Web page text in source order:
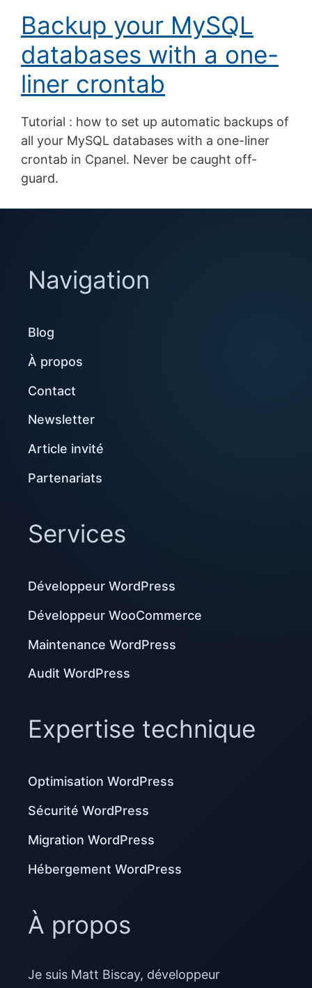
Backup your MySQL
databases with a one-
liner crontab
Tutorial : how to set up automatic backups of
all your MySQL databases with a one-liner
crontab in Cpanel. Never be caught off-
guard.
Navigation
Blog
À propos
Contact
Newsletter
Article invité
Partenariats
Services
Développeur WordPress
Développeur WooCommerce
Maintenance WordPress
Audit WordPress
Expertise technique
Optimisation WordPress
Sécurité WordPress
Migration WordPress
Hébergement WordPress
À propos
Je suis Matt Biscay, développeur